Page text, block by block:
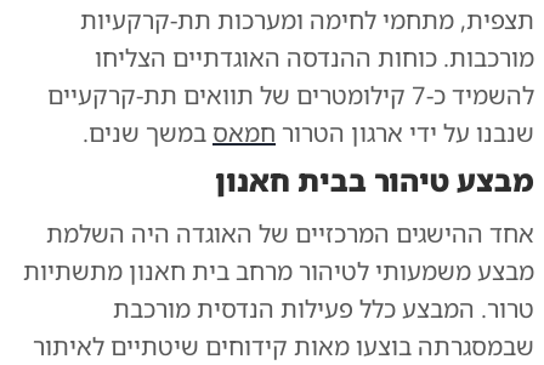
תצפית, מתחמי לחימה ומערכות תת-קרקעיות
מורכבות. כוחות ההנדסה האוגדתיים הצליחו
להשמיד כ-7 קילומטרים של תוואים תת-קרקעיים
שנבנו על ידי ארגון הטרור חמאס במשך שנים.
מבצע טיהור בבית חאנון
אחד ההישגים המרכזיים של האוגדה היה השלמת
מבצע משמעותי לטיהור מרחב בית חאנון מתשתיות
טרור. המבצע כלל פעילות הנדסית מורכבת
שבמסגרתה בוצעו מאות קידוחים שיטתיים לאיתור